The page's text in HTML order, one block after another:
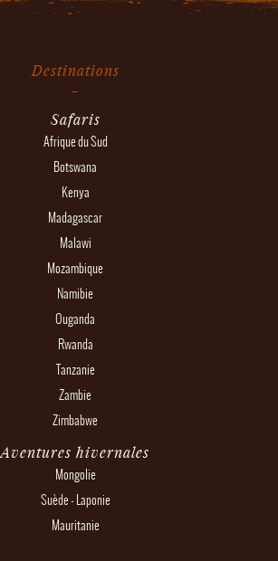
Destinations
Safaris
Afrique du Sud
Botswana
Kenya
Madagascar
Malawi
Mozambique
Namibie
Ouganda
Rwanda
Tanzanie
Zambie
Zimbabwe
Aventures hivernales
Mongolie
Suède - Laponie
Mauritanie